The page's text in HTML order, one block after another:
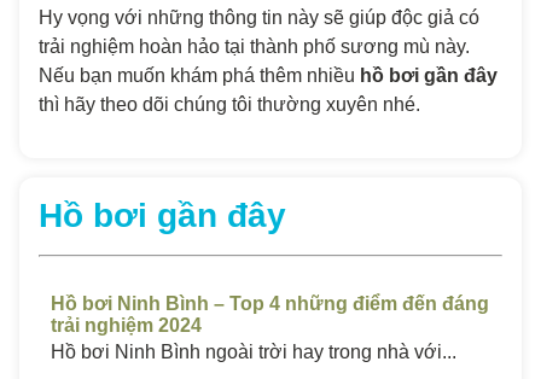
Hy vọng với những thông tin này sẽ giúp độc giả có
trải nghiệm hoàn hảo tại thành phố sương mù này.
Nếu bạn muốn khám phá thêm nhiều hồ bơi gần đây
thì hãy theo dõi chúng tôi thường xuyên nhé.
Hồ bơi gần đây
Hồ bơi Ninh Bình – Top 4 những điểm đến đáng
trải nghiệm 2024
Hồ bơi Ninh Bình ngoài trời hay trong nhà với...